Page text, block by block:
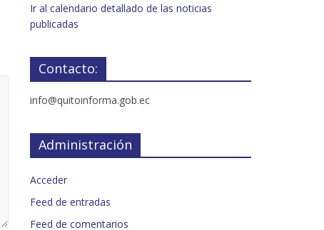
Ir al calendario detallado de las noticias
publicadas
Contacto:
info@quitoinforma.gob.ec
Administración
Acceder
Feed de entradas
Feed de comentarios